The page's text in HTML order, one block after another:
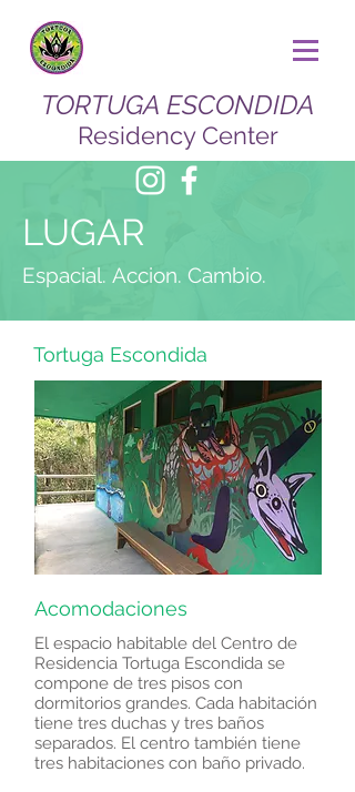
TORTUGA ESCONDIDA
Residency Center
Espacial. Accion. Cambio.
LUGAR
Tortuga Escondida
Acomodaciones
El espacio habitable del Centro de
Residencia Tortuga Escondida se
compone de tres pisos con
dormitorios grandes. Cada habitación
tiene tres duchas y tres baños
separados. El centro también tiene
tres habitaciones con baño privado.